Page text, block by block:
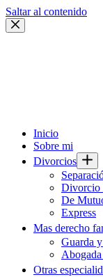
Saltar al contenido
Inicio
Sobre mi
Divorcios
Divorcio
De
Express
Mas derecho
Guarda
Otras